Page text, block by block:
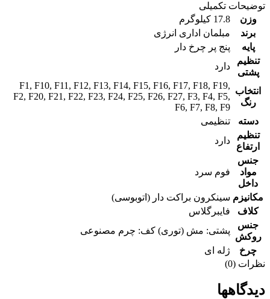
توضیحات تکمیلی
وزن
17.8 کیلوگرم
برند
مبلمان اداری انرژی
پایه
پنج پر چرخ دار
تنظیم
پشتی
دارد
انتخاب
رنگ
F1 , F10, F11 , F12, F13, F14, F15, F16, F17, F18, F19,
F2, F20, F21 , F22, F23, F24, F25, F26, F27, F3, F4, F5,
F6, F7, F8, F9
دسته
تنظیمی
تنظیم
ارتفاع
دارد
جنس
مواد
داخل
فوم سرد
مکانیزم سینکرون براکت دار (اتوبوسی)
کلاف
فایبرگلاس
جنس
روکش
پشتی: مش (توری) کف: چرم مصنوعی
چرخ
ژله ای
نظرات (0)
دیدگاهها